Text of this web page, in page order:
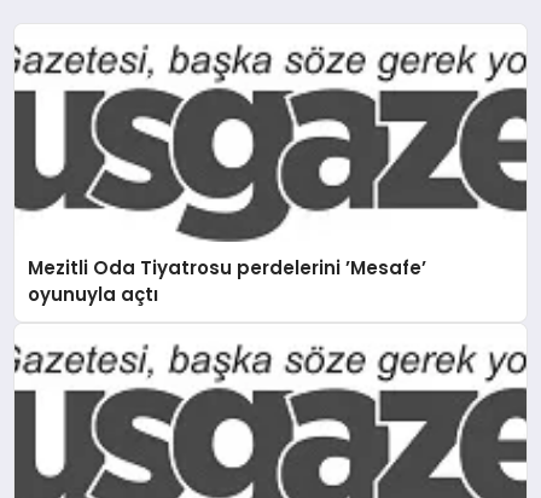
Mezitli Oda Tiyatrosu perdelerini ’Mesafe’
oyunuyla açtı